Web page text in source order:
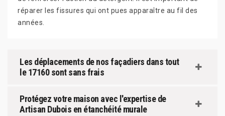
réparer les fissures qui ont pues apparaître au fil des
années.
Les déplacements de nos façadiers dans tout
le 17160 sont sans frais
Protégez votre maison avec l'expertise de
Artisan Dubois en étanchéité murale